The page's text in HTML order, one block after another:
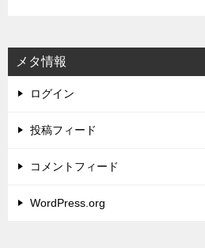
メタ情報
ログイン
投稿フィード
コメントフィード
WordPress.org